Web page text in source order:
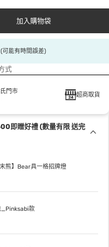
加入購物袋
可能有時間誤差)
式
門市
超商取貨
即贈好禮 (數量有限 送完
熊】Bear具一格招牌燈
_Pinksabi款